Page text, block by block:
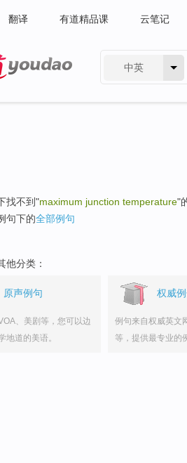
翻译 有道精品课 云笔记
中英
找不到"maximum junction temperature"
句下的全部例句
他分类：
原声例句
、美剧等，您可以边
地道的美语。
权威
例句来自权威英文
等，提供最专业的